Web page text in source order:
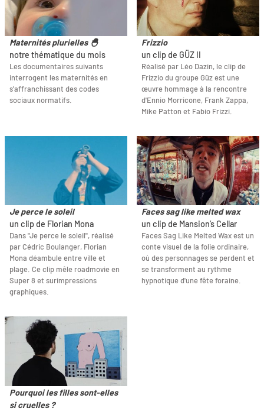
Maternités plurielles 🐣
notre thématique du mois
Les documentaires suivants
interrogent les maternités en
s'affranchissant des codes
sociaux normatifs.
Frizzio
un clip de GÜZ II
Réalisé par Léo Dazin, le clip de
Frizzio du groupe Güz est une
œuvre hommage à la rencontre
d'Ennio Morricone, Frank Zappa,
Mike Patton et Fabio Frizzi.
Je perce le soleil
un clip de Florian Mona
Dans "Je perce le soleil", réalisé
par Cédric Boulanger, Florian
Mona déambule entre ville et
plage. Ce clip mêle roadmovie en
Super 8 et surimpressions
graphiques.
Faces sag like melted wax
un clip de Mansion’s Cellar
Faces Sag Like Melted Wax est un
conte visuel de la folie ordinaire,
où des personnages se perdent et
se transforment au rythme
hypnotique d'une fête foraine.
Pourquoi les filles sont-elles
si cruelles ?